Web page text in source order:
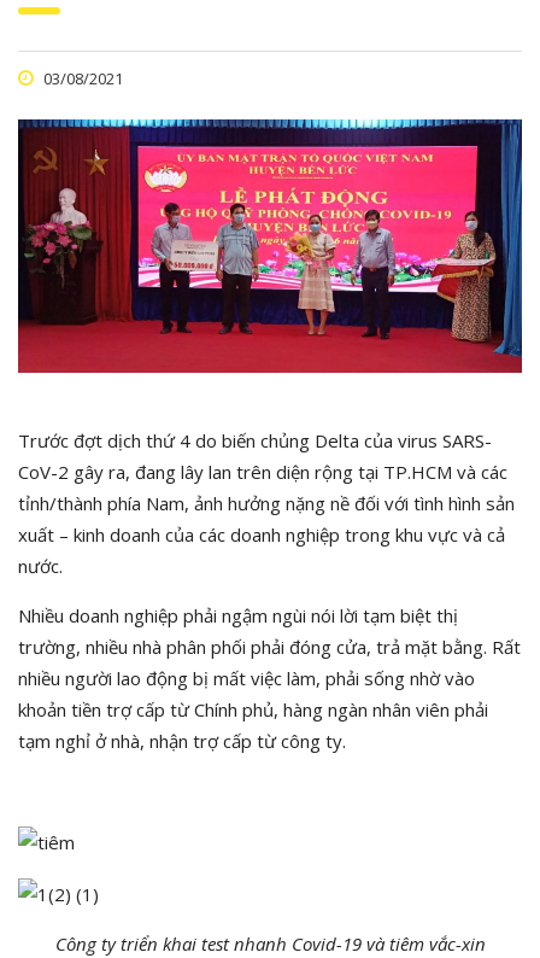
03/08/2021
Trước đợt dịch thứ 4 do biến chủng Delta của virus SARS-
CoV-2 gây ra, đang lây lan trên diện rộng tại TP.HCM và các
tỉnh/thành phía Nam, ảnh hưởng nặng nề đối với tình hình sản
xuất – kinh doanh của các doanh nghiệp trong khu vực và cả
nước.
Nhiều doanh nghiệp phải ngậm ngùi nói lời tạm biệt thị
trường, nhiều nhà phân phối phải đóng cửa, trả mặt bằng. Rất
nhiều người lao động bị mất việc làm, phải sống nhờ vào
khoản tiền trợ cấp từ Chính phủ, hàng ngàn nhân viên phải
tạm nghỉ ở nhà, nhận trợ cấp từ công ty.
Công ty triển khai test nhanh Covid-19 và tiêm vắc-xin